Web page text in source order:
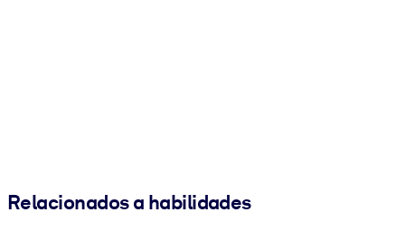
Relacionados a habilidades